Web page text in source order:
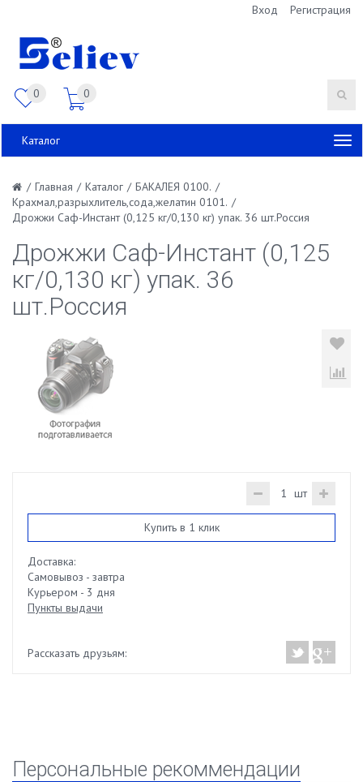
Вход Регистрация
0 0
Каталог
/ Главная / Каталог / БАКАЛЕЯ 0100. /
Крахмал,разрыхлитель,сода,желатин 0101. /
Дрожжи Саф-Инстант (0,125 кг/0,130 кг) упак. 36 шт.Россия
Дрожжи Саф-Инстант (0,125
кг/0,130 кг) упак. 36
шт.Россия
шт
Купить в 1 клик
Доставка:
Самовывоз - завтра
Курьером - 3 дня
Пункты выдачи
Рассказать друзьям:
Персональные рекоммендации